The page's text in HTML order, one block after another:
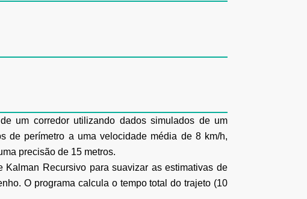
um corredor utilizando dados simulados de um
de perímetro a uma velocidade média de 8 km/h,
precisão de 15 metros.
Recursivo para suavizar as estimativas de
O programa calcula o tempo total do trajeto (10